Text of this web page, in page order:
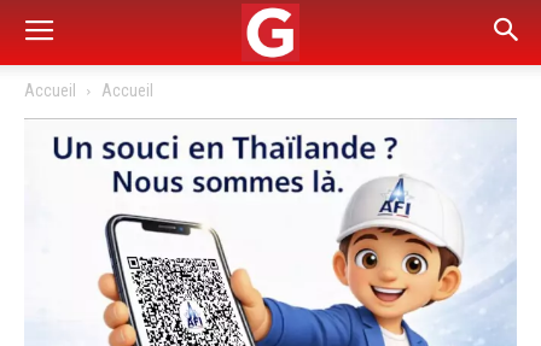
Accueil Accueil